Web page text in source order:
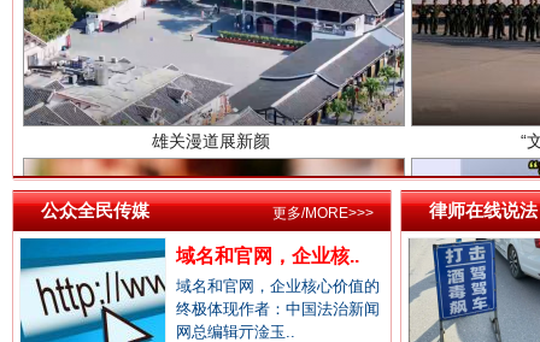
中国企业新闻网.
中国农业新闻网.
中国视频新闻网.
衣柜里的秘密 高速路
公众全民传媒
域名和官网，企业核..
域名和官网，企业核心价值的
终极体现作者：中国法治新闻
网总编辑亓淦玉..
更多/MORE>>> 律师在线说法